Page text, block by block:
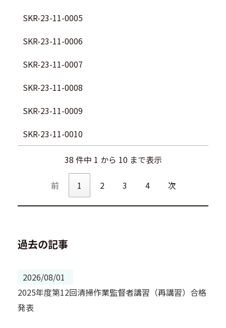
SKR-23-11-0005
SKR-23-11-0006
SKR-23-11-0007
SKR-23-11-0008
SKR-23-11-0009
SKR-23-11-0010
38 件中 1 から 10 まで表示
前 1 2 3 4 次
過去の記事
2026/08/01
2025年度第12回清掃作業監督者講習（再講習）合格
発表